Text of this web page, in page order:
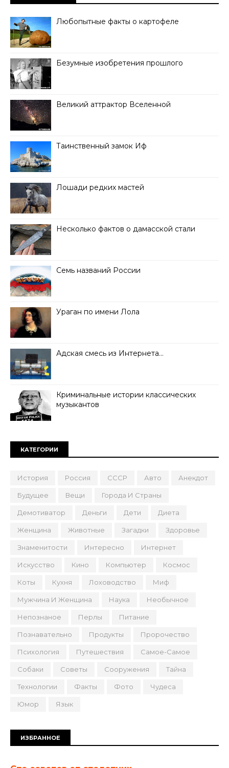
Любопытные факты о картофеле
Безумные изобретения прошлого
Великий аттрактор Вселенной
Таинственный замок Иф
Лошади редких мастей
Несколько фактов о дамасской стали
Семь названий России
Ураган по имени Лола
Адская смесь из Интернета…
Криминальные истории классических
музыкантов
КАТЕГОРИИ
История Россия СССР Авто Анекдот
Будущее Вещи Города И Страны
Демотиватор Деньги Дети Диета
Женщина Животные Загадки Здоровье
Знаменитости Интересно Интернет
Искусство Кино Компьютер Космос
Коты Кухня Лоховодство Миф
Мужчина И Женщина Наука Необычное
Непознаное Перлы Питание
Познавательно Продукты Пророчество
Психология Путешествия Самое-Самое
Собаки Советы Сооружения Тайна
Технологии Факты Фото Чудеса
Юмор Язык
ИЗБРАННОЕ